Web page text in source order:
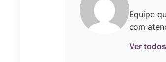
Equipe
com
Ver